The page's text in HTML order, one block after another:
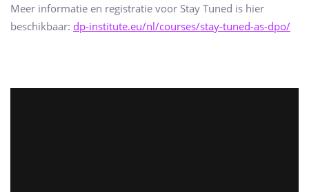
Meer informatie en registratie voor Stay Tuned is hier
beschikbaar: dp-institute.eu/nl/courses/stay-tuned-as-dpo/